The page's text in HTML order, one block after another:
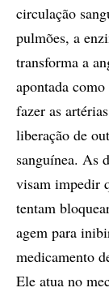
circulação
pulmões, a
transforma a
apontada
fazer as
liberação de
sanguínea. As
visam impedir
tentam
agem para
medicamento
Ele atua no